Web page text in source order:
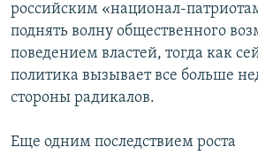
российским «национал-
поднять волну общественного
поведением властей, тогда как
политика вызывает все больше
стороны радикалов.
Еще одним последствием роста